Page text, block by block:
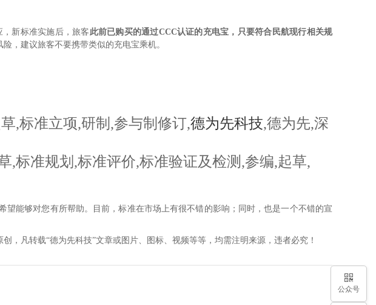
，新标准实施后，旅客此前已购买的通过CCC认证的充电宝，只要符合民航现行相关规
，建议旅客不要携带类似的充电宝乘机。
,标准立项,研制,参与制修订,德为先科技,德为先,深
,标准规划,标准评价,标准验证及检测,参编,起草,
能够对您有所帮助。目前，标准在市场上有很不错的影响；同时，也是一个不错的宣
，凡转载“德为先科技”文章或图片、图标、视频等等，均需注明来源，违者必究！
公众号